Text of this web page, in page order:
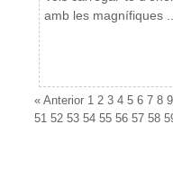
amb les magnífiques ...
« Anterior 1 2 3 4 5 6 7 8 9
51 52 53 54 55 56 57 58